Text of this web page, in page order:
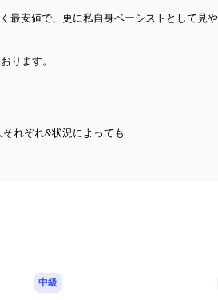
最安値で、更に私自身ベーシストとして見
ります。
れぞれ&状況によっても
purchasing.
and beginners can easily purchase
中級